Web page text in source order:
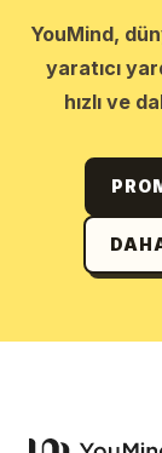
YouMind,
yaratıcı
hızlı ve